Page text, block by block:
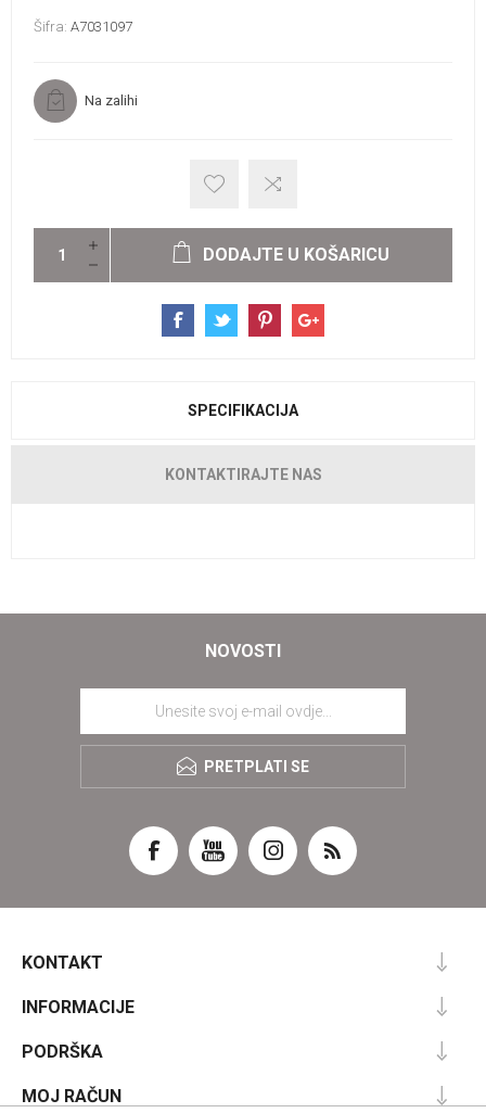
Šifra: A7031097
Na zalihi
DODAJTE U KOŠARICU
SPECIFIKACIJA
KONTAKTIRAJTE NAS
NOVOSTI
PRETPLATI SE
KONTAKT
INFORMACIJE
PODRŠKA
MOJ RAČUN